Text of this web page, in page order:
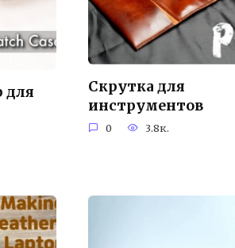
для
Скрутка для
инструментов
0 3.8к.